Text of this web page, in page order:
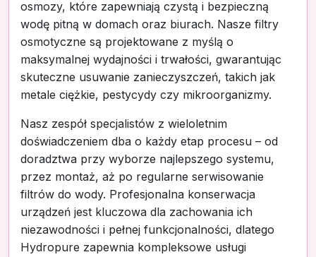
osmozy, które zapewniają czystą i bezpieczną
wodę pitną w domach oraz biurach. Nasze filtry
osmotyczne są projektowane z myślą o
maksymalnej wydajności i trwałości, gwarantując
skuteczne usuwanie zanieczyszczeń, takich jak
metale ciężkie, pestycydy czy mikroorganizmy.
Nasz zespół specjalistów z wieloletnim
doświadczeniem dba o każdy etap procesu – od
doradztwa przy wyborze najlepszego systemu,
przez montaż, aż po regularne serwisowanie
filtrów do wody. Profesjonalna konserwacja
urządzeń jest kluczowa dla zachowania ich
niezawodności i pełnej funkcjonalności, dlatego
Hydropure zapewnia kompleksowe usługi